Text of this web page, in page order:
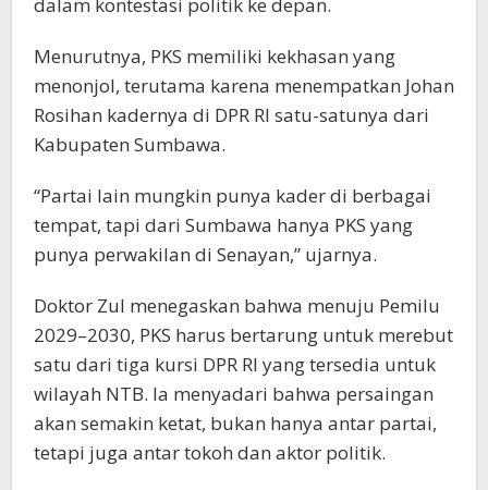
dalam kontestasi politik ke depan.
Menurutnya, PKS memiliki kekhasan yang
menonjol, terutama karena menempatkan Johan
Rosihan kadernya di DPR RI satu-satunya dari
Kabupaten Sumbawa.
“Partai lain mungkin punya kader di berbagai
tempat, tapi dari Sumbawa hanya PKS yang
punya perwakilan di Senayan,” ujarnya.
Doktor Zul menegaskan bahwa menuju Pemilu
2029–2030, PKS harus bertarung untuk merebut
satu dari tiga kursi DPR RI yang tersedia untuk
wilayah NTB. Ia menyadari bahwa persaingan
akan semakin ketat, bukan hanya antar partai,
tetapi juga antar tokoh dan aktor politik.